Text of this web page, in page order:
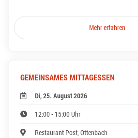
Mehr erfahren
GEMEINSAMES MITTAGESSEN
Di, 25. August 2026
12:00 - 15:00 Uhr
Restaurant Post, Ottenbach